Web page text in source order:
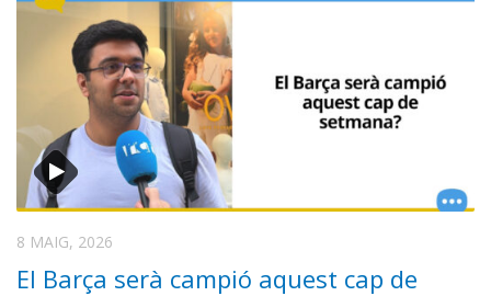
8 MAIG, 2026
El Barça serà campió aquest cap de